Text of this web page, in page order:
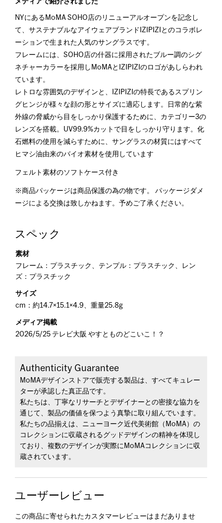
メディアで紹介されました
NYにあるMoMA SOHO店のリニューアルオープンを記念し
て、サステナブルなアイウェアブランドIZIPIZIとのコラボレ
ーションで生まれた人気のサングラスです。
フレームには、SOHO店の什器に採用されたブルー調のシグ
ネチャーカラーを採用しMoMAとIZIPIZIのロゴがあしらわれ
ています。
レトロな雰囲気のデザインと、IZIPIZIの特長であるスプリン
グヒンジが様々な顔の形とサイズに適応します。日常的な紫
外線の脅威から目をしっかり保護するために、カテゴリー3の
レンズを搭載。UV99.9%カットで目をしっかり守ります。化
石燃料の使用を減らすために、サングラスの材質にはすべて
ヒマシ油由来のバイオ素材を使用しています
フェルト素材のソフトケース付き
※商品パッケージは商品保護の為の物です。 パッケージダメ
ージによる交換は致しかねます。予めご了承ください。
スペック
素材
フレーム：プラスチック、テンプル：プラスチック、レン
ズ：プラスチック
サイズ
cm：約14.7×15.1×4.9、重量25.8g
メディア掲載
2026/5/25 テレビ大阪 やすとものどこいこ！？
Authenticity Guarantee
MoMAデザインストアで販売する製品は、すべてキュレー
ターが承認した真正品です。
私たちは、丁寧なリサーチとデザイナーとの密接な協力を
通じて、製品の価値を保つよう真摯に取り組んでいます。
私たちの品揃えは、ニューヨーク近代美術館（MoMA）の
コレクションに収蔵されるグッドデザインの精神を体現し
ており、複数のデザインが実際にMoMAコレクションに収
蔵されています。
ユーザーレビュー
この商品に寄せられたカスタマーレビューはまだありませ